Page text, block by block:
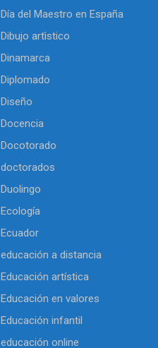
Día del Maestro en España
Dibujo artìstico
Dinamarca
Diplomado
Diseño
Docencia
Docotorado
doctorados
Duolingo
Ecología
Ecuador
educación a distancia
Educación artística
Educación en valores
Educación infantil
educación online